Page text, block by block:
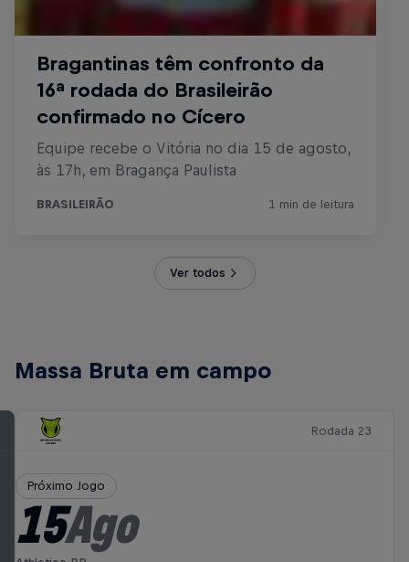
Ver todos
Massa Bruta em campo
Rodada 23
Próximo Jogo
15Ago